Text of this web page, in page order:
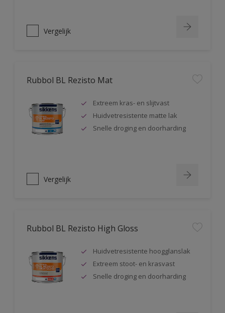
Vergelijk
Rubbol BL Rezisto Mat
Extreem kras- en slijtvast
Huidvetresistente matte lak
Snelle droging en doorharding
Vergelijk
Rubbol BL Rezisto High Gloss
Huidvetresistente hoogglanslak
Extreem stoot- en krasvast
Snelle droging en doorharding